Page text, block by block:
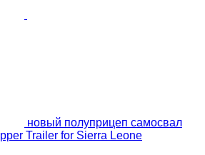
новый полуприцеп самосвал
Trailer for Sierra Leone